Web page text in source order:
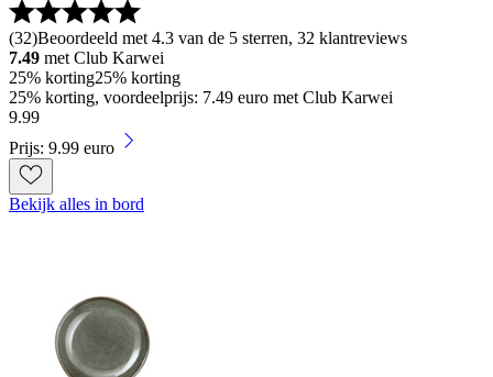
(32)Beoordeeld met 4.3 van de 5 sterren, 32 klantreviews
7.49 met Club Karwei
25% korting25% korting
25% korting, voordeelprijs: 7.49 euro met Club Karwei
9.99
Prijs: 9.99 euro
Bekijk alles in bord